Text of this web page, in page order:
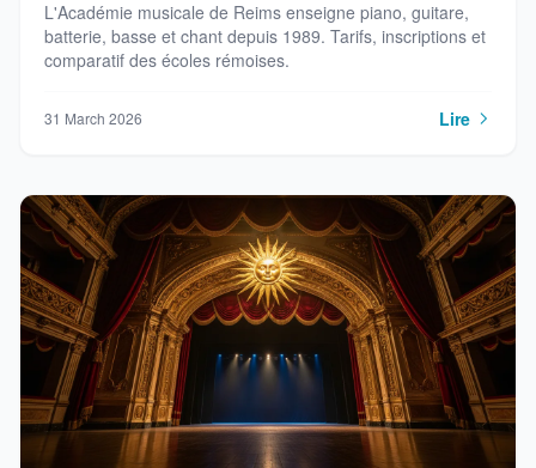
L'Académie musicale de Reims enseigne piano, guitare,
batterie, basse et chant depuis 1989. Tarifs, inscriptions et
comparatif des écoles rémoises.
31 March 2026 Lire